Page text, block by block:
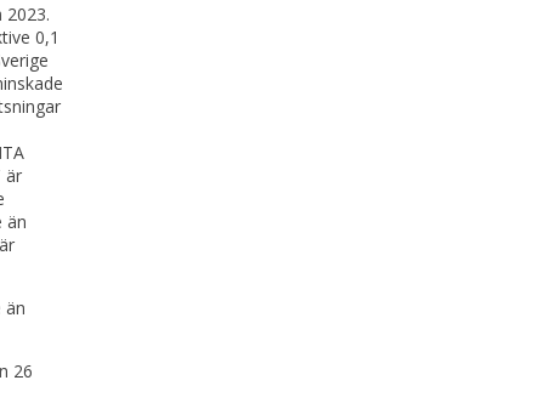
2023.
0,1
är
än
än
26